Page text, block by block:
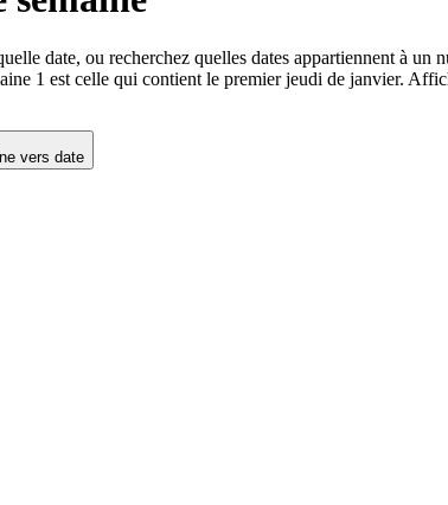
date, ou recherchez quelles dates appartiennent à un
1 est celle qui contient le premier jeudi de janvier.
vers date